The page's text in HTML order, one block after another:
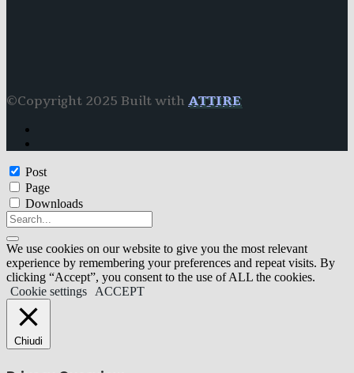
©Copyright 2025 Built with ATTIRE
Post
Page
Downloads
We use cookies on our website to give you the most relevant
experience by remembering your preferences and repeat visits. By
clicking “Accept”, you consent to the use of ALL the cookies.
Cookie settings
ACCEPT
Chiudi